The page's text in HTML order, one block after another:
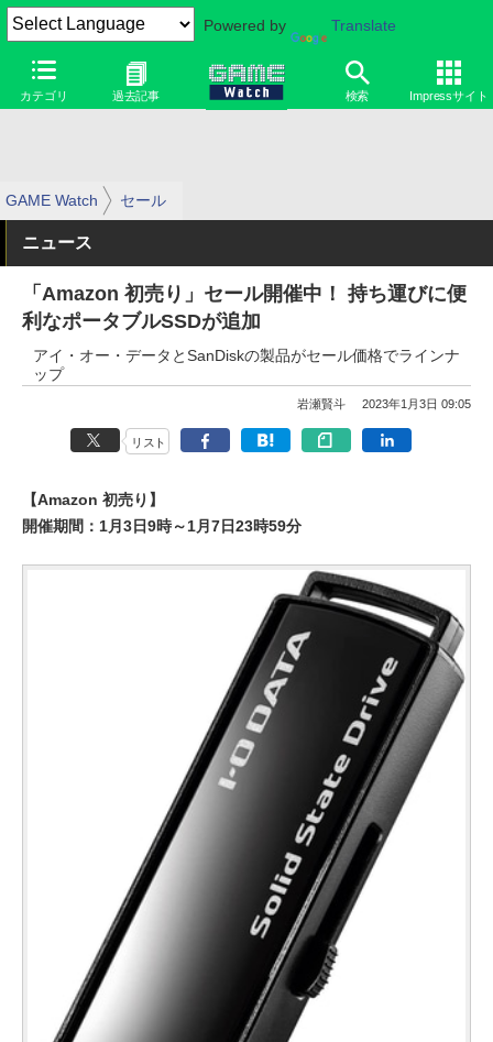
Powered by Translate
カテゴリ 過去記事 検索 Impressサイト
GAME Watch セール
ニュース
「Amazon 初売り」セール開催中！ 持ち運びに便
利なポータブルSSDが追加
アイ・オー・データとSanDiskの製品がセール価格でラインナ
ップ
岩瀬賢斗 2023年1月3日 09:05
リスト
【Amazon 初売り】
開催期間：1月3日9時～1月7日23時59分